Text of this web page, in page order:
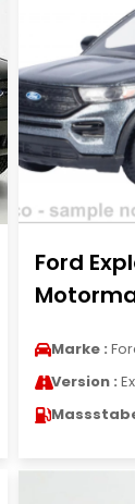
Ford
Marke :
Version :